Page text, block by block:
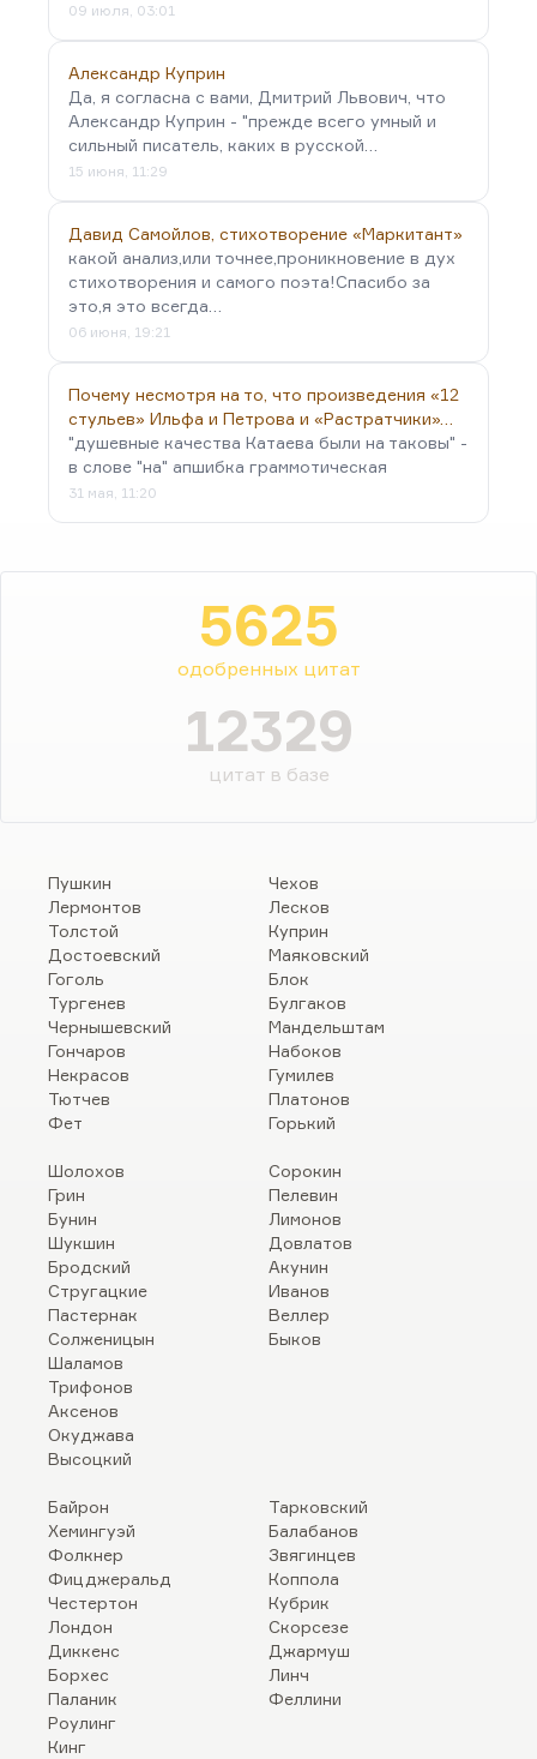
09 июля, 03:01
Александр Куприн
Да, я согласна с вами, Дмитрий Львович, что
Александр Куприн - "прежде всего умный и
сильный писатель, каких в русской…
15 июня, 11:29
Давид Самойлов, стихотворение «Маркитант»
какой анализ,или точнее,проникновение в дух
стихотворения и самого поэта!Спасибо за
это,я это всегда…
06 июня, 19:21
Почему несмотря на то, что произведения «12
стульев» Ильфа и Петрова и «Растратчики»…
"душевные качества Катаева были на таковы" -
в слове "на" апшибка граммотическая
31 мая, 11:20
5625
одобренных цитат
12329
цитат в базе
Пушкин
Лермонтов
Толстой
Достоевский
Гоголь
Тургенев
Чернышевский
Гончаров
Некрасов
Тютчев
Фет
Чехов
Лесков
Куприн
Маяковский
Блок
Булгаков
Мандельштам
Набоков
Гумилев
Платонов
Горький
Шолохов
Грин
Бунин
Шукшин
Бродский
Стругацкие
Пастернак
Солженицын
Шаламов
Трифонов
Аксенов
Окуджава
Высоцкий
Сорокин
Пелевин
Лимонов
Довлатов
Акунин
Иванов
Веллер
Быков
Байрон
Хемингуэй
Фолкнер
Фицджеральд
Честертон
Лондон
Диккенс
Борхес
Паланик
Роулинг
Кинг
Тарковский
Балабанов
Звягинцев
Коппола
Кубрик
Скорсезе
Джармуш
Линч
Феллини